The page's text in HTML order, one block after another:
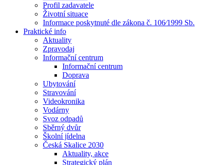
Profil zadavatele
Životní situace
Informace poskytnuté dle zákona č. 106⁄1999 Sb.
Praktické info
Aktuality
Zpravodaj
Informační centrum
Informační centrum
Doprava
Ubytování
Stravování
Videokronika
Vodárny
Svoz odpadů
Sběrný dvůr
Školní jídelna
Česká Skalice 2030
Aktuality, akce
Strategický plán